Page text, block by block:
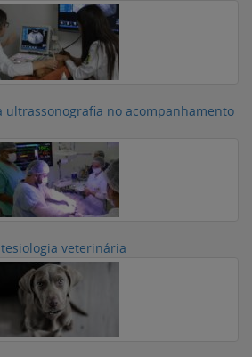
ultrassonografia no acompanhamento
veterinária